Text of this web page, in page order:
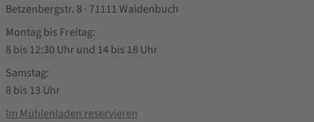
Betzenbergstr. 8 · 71111 Waldenbuch
Montag bis Freitag:
8 bis 12:30 Uhr und 14 bis 18 Uhr
Samstag:
8 bis 13 Uhr
Im Mühlenladen reservieren